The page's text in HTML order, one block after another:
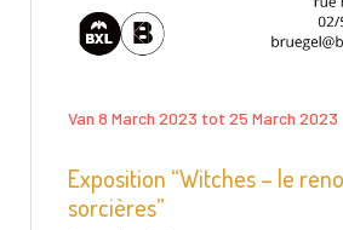
Van 8 March 2023 tot 25 March 2023
Exposition “Witches – le
sorcières”